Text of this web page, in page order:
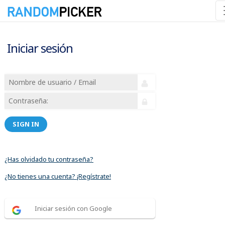
Iniciar sesión
SIGN IN
¿Has olvidado tu contraseña?
¿No tienes una cuenta? ¡Regístrate!
Iniciar sesión con Google